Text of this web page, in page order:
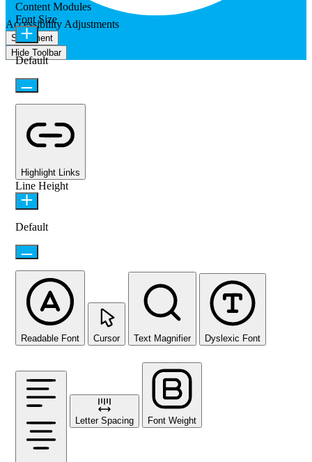
Accessibility Adjustments
Statement
Hide Toolbar
Content Modules
Font Size
Default
Highlight Links
Line Height
Default
Readable Font Cursor Text Magnifier Dyslexic Font
Letter Spacing Font Weight